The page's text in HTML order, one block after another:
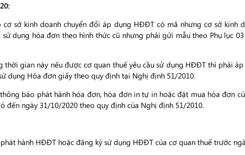
sở kinh doanh chuyển đổi áp dụng HĐĐT có mã nhưng cơ sở kinh
dụng hóa đơn theo hình thức cũ nhưng phải gửi mẫu theo Phụ lục
thời gian này nếu được cơ quan thuế yêu cầu sử dụng HĐĐT thì phải
dụng Hóa đơn giấy theo quy định tại Nghị định 51/2010.
báo phát hành hóa đơn, hóa đơn in tự in hoặc đặt mua hóa đơn
đến ngày 31/10/2020 theo quy định của Nghị định 51/2010.
hành HĐĐT hoặc đăng ký sử dụng HĐĐT của cơ quan thuế trước